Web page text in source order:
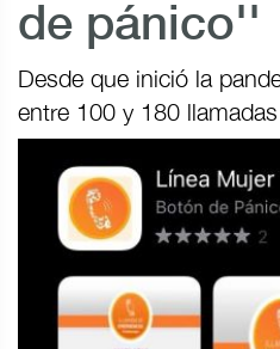
de pánico''
Desde que inició la
entre 100 y 180